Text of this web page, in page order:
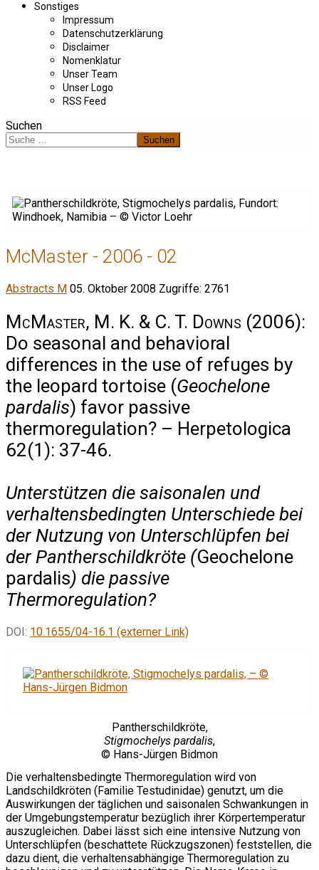
Sonstiges
Impressum
Datenschutzerklärung
Disclaimer
Nomenklatur
Unser Team
Unser Logo
RSS Feed
Suchen
Suchen
McMaster - 2006 - 02
Abstracts M 05. Oktober 2008 Zugriffe: 2761
McMaster, M. K. & C. T. Downs (2006):
Do seasonal and behavioral
differences in the use of refuges by
the leopard tortoise (Geochelone
pardalis) favor passive
thermoregulation? – Herpetologica
62(1): 37-46.
Unterstützen die saisonalen und
verhaltensbedingten Unterschiede bei
der Nutzung von Unterschlüpfen bei
der Pantherschildkröte (Geochelone
pardalis) die passive
Thermoregulation?
DOI: 10.1655/04-16.1 (externer Link)
Pantherschildkröte,
Stigmochelys pardalis,
© Hans-Jürgen Bidmon
Die verhaltensbedingte Thermoregulation wird von
Landschildkröten (Familie Testudinidae) genutzt, um die
Auswirkungen der täglichen und saisonalen Schwankungen in
der Umgebungstemperatur bezüglich ihrer Körpertemperatur
auszugleichen. Dabei lässt sich eine intensive Nutzung von
Unterschlüpfen (beschattete Rückzugszonen) feststellen, die
dazu dient, die verhaltensabhängige Thermoregulation zu